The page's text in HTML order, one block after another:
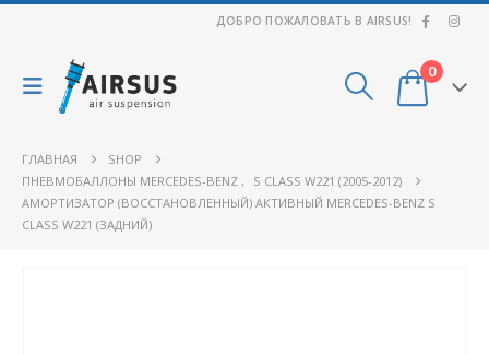
ДОБРО ПОЖАЛОВАТЬ В AIRSUS!
0
ГЛАВНАЯ
SHOP
ПНЕВМОБАЛЛОНЫ MERCEDES-BENZ ,
S CLASS W221 (2005-2012)
АМОРТИЗАТОР (ВОССТАНОВЛЕННЫЙ) АКТИВНЫЙ MERCEDES-BENZ S
CLASS W221 (ЗАДНИЙ)